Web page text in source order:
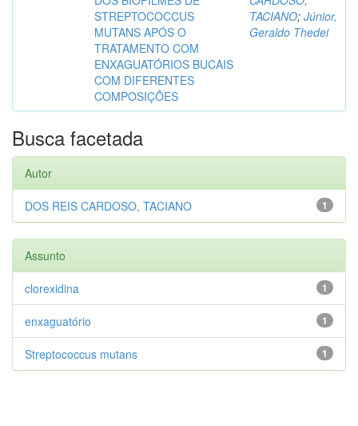
STREPTOCOCCUS
MUTANS APÓS O
TRATAMENTO COM
ENXAGUATÓRIOS BUCAIS
COM DIFERENTES
COMPOSIÇÕES
TACIANO; Júnior,
Geraldo Thedei
Busca facetada
Autor
1
DOS REIS CARDOSO, TACIANO
Assunto
1
clorexidina
1
enxaguatório
1
Streptococcus mutans